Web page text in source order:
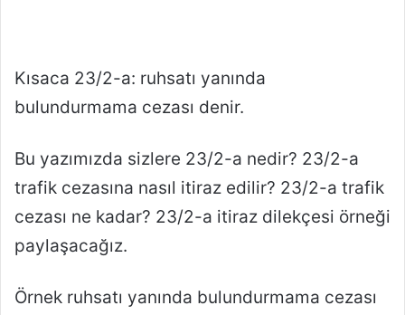
Kısaca 23/2-a: ruhsatı yanında
bulundurmama cezası denir.
Bu yazımızda sizlere 23/2-a nedir? 23/2-a
trafik cezasına nasıl itiraz edilir? 23/2-a trafik
cezası ne kadar? 23/2-a itiraz dilekçesi örneği
paylaşacağız.
Örnek ruhsatı yanında bulundurmama cezası